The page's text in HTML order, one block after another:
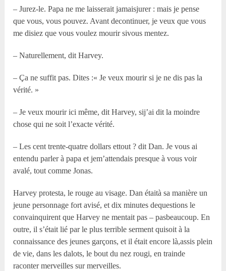
– Jurez-le. Papa ne me laisserait jamaisjurer : mais je pense
que vous, vous pouvez. Avant decontinuer, je veux que vous
me disiez que vous voulez mourir sivous mentez.
– Naturellement, dit Harvey.
– Ça ne suffit pas. Dites :« Je veux mourir si je ne dis pas la
vérité. »
– Je veux mourir ici même, dit Harvey, sij’ai dit la moindre
chose qui ne soit l’exacte vérité.
– Les cent trente-quatre dollars ettout ? dit Dan. Je vous ai
entendu parler à papa et jem’attendais presque à vous voir
avalé, tout comme Jonas.
Harvey protesta, le rouge au visage. Dan étaità sa manière un
jeune personnage fort avisé, et dix minutes dequestions le
convainquirent que Harvey ne mentait pas – pasbeaucoup. En
outre, il s’était lié par le plus terrible serment quisoit à la
connaissance des jeunes garçons, et il était encore là,assis plein
de vie, dans les dalots, le bout du nez rougi, en trainde
raconter merveilles sur merveilles.